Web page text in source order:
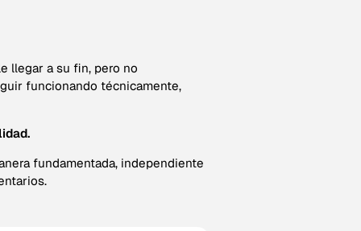
llegar a su fin, pero no
funcionando técnicamente,
fundamentada, independiente